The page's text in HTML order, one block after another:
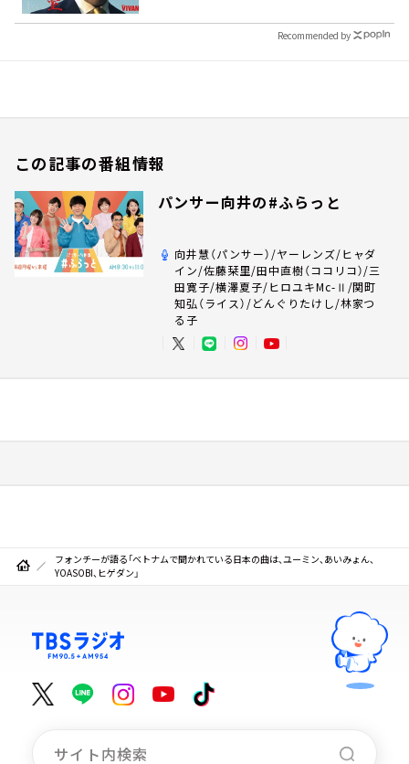
Recommended by
この記事の番組情報
パンサー向井の#ふらっと
向井慧（パンサー）/ヤーレンズ/ヒャダ
イン/佐藤栞里/田中直樹（ココリコ）/三
田寛子/横澤夏子/ヒロユキMc-Ⅱ/関町
知弘（ライス）/どんぐりたけし/林家つ
る子
フォンチーが語る「ベトナムで聞かれている日本の曲は、ユーミン、あいみょん、
YOASOBI、ヒゲダン」